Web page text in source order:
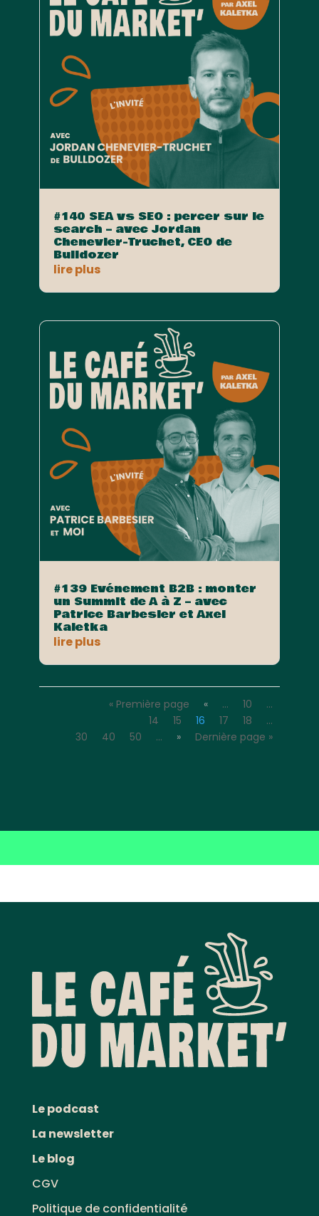
#140 SEA vs SEO : percer sur le
search – avec Jordan
Chenevier-Truchet, CEO de
Bulldozer
lire plus
#139 Evénement B2B : monter
un Summit de A à Z – avec
Patrice Barbesier et Axel
Kaletka
lire plus
« Première page « … 10
…
14
15 16 17 18
…
30
40 50 … » Dernière page »
Le podcast
La newsletter
Le blog
CGV
Politique de confidentialité